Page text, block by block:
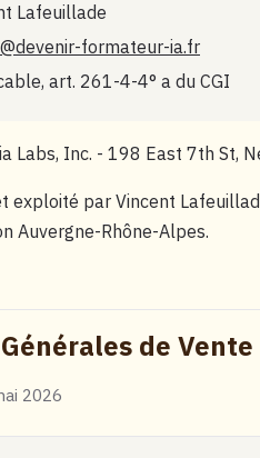
Lafeuillade
formateur-ia.fr
art. 261-4-4° a du CGI
Labs, Inc. - 198 East 7th St,
exploité par Vincent
Auvergne-Rhône-Alpes.
de Vente
2026